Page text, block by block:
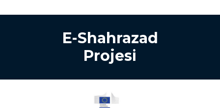
Arama:
E-Shahrazad
Projesi